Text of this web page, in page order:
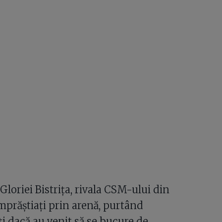
Bistrița, rivala CSM-ului din
prin arenă, purtând